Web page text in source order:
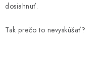
dosiahnuť.
Tak prečo to nevyskúšať?